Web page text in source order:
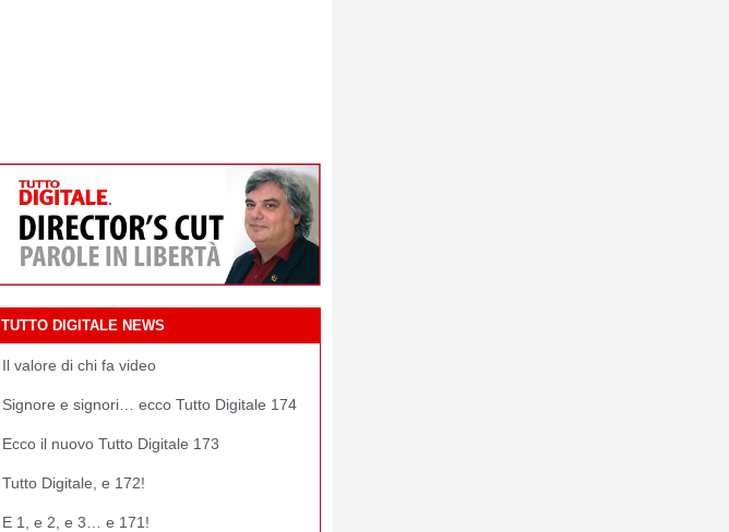
TUTTO DIGITALE NEWS
Il valore di chi fa video
Signore e signori… ecco Tutto Digitale 174
Ecco il nuovo Tutto Digitale 173
Tutto Digitale, e 172!
E 1, e 2, e 3… e 171!